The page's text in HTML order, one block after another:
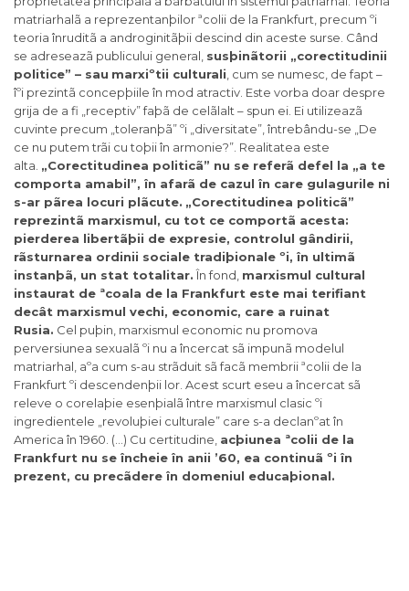
matriarhalã a reprezentanþilor ªcolii de la Frankfurt, precum ºi
teoria înruditã a androginitãþii descind din aceste surse. Când
se adreseazã publicului general, susþinãtorii „corectitudinii
politice” – sau marxiºtii culturali , cum se numesc, de fapt –
îºi prezintã concepþiile în mod atractiv. Este vorba doar despre
grija de a fi „receptiv” faþã de celãlalt – spun ei. Ei utilizeazã
cuvinte precum „toleranþã” ºi „diversitate”, întrebându-se „De
ce nu putem trãi cu toþii în armonie?”. Realitatea este
alta. „Corectitudinea politicã” nu se referã defel la „a te
comporta amabil”, în afarã de cazul în care gulagurile ni
s-ar pãrea locuri plãcute. „Corectitudinea politicã”
reprezintã marxismul, cu tot ce comportã acesta:
pierderea libertãþii de expresie, controlul gândirii,
rãsturnarea ordinii sociale tradiþionale ºi, în ultimã
instanþã, un stat totalitar.În fond, marxismul cultural
instaurat de ªcoala de la Frankfurt este mai terifiant
decât marxismul vechi, economic, care a ruinat
Rusia. Cel puþin, marxismul economic nu promova
perversiunea sexualã ºi nu a încercat sã impunã modelul
matriarhal, aºa cum s-au strãduit sã facã membrii ªcolii de la
Frankfurt ºi descendenþii lor. Acest scurt eseu a încercat sã
releve o corelaþie esenþialã între marxismul clasic ºi
ingredientele „revoluþiei culturale” care s-a declanºat în
America în 1960. (…) Cu certitudine, acþiunea ªcolii de la
Frankfurt nu se încheie în anii ’60, ea continuã ºi în
prezent, cu precãdere în domeniul educaþional.